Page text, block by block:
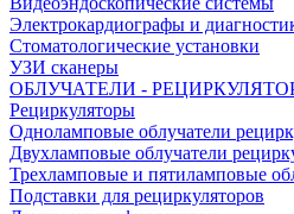
Электрокардиографы и
Стоматологические установки
УЗИ сканеры
ОБЛУЧАТЕЛИ -
Рециркуляторы
Одноламповые облучатели
Двухламповые облучатели
Трехламповые и пятиламповые
Подставки для рециркуляторов